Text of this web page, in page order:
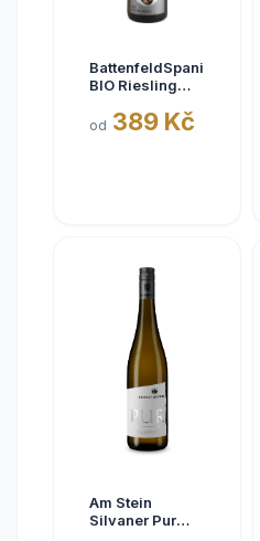
BattenfeldSpanier
BIO Riesling
2025,
od 389 Kč
Am Stein
Silvaner Pur